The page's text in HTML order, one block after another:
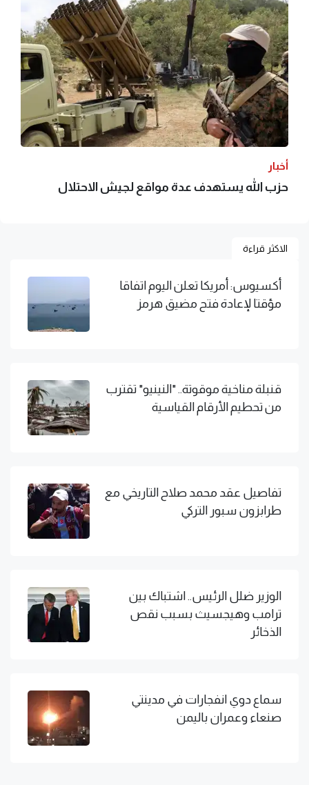
أخبار
حزب الله يستهدف عدة مواقع لجيش الاحتلال
الاكثر قراءة
أكسيوس: أمريكا تعلن اليوم اتفاقا
مؤقتا لإعادة فتح مضيق هرمز
قنبلة مناخية موقوتة.. "النينيو" تقترب
من تحطيم الأرقام القياسية
تفاصيل عقد محمد صلاح التاريخي مع
طرابزون سبور التركي
الوزير ضلل الرئيس.. اشتباك بين
ترامب وهيجسيث بسبب نقص
الذخائر
سماع دوي انفجارات في مدينتي
صنعاء وعمران باليمن